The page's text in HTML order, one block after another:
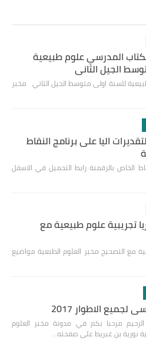
المدرسي علوم طبيعية
الجيل الثاني
للسنة اولى متوسط الجيل الثاني مخبر
اليا على برنامج النقاط
الخاص بالرقمنة رابط التحميل في الاسفل
تجريبية علوم طبيعية مع
مع التصحيح مخبر العلوم الطبعية مواضيع
لجميع الاطوار 2017
الرحيم مرحبا بكم في مدونة مخبر العلوم
نورية بن غبريط على صفحته…